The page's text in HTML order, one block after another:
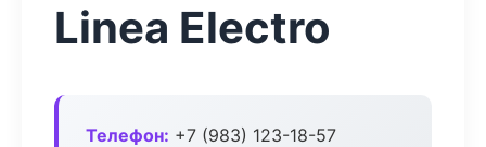
Linea Electro
Телефон: +7 (983) 123-18-57